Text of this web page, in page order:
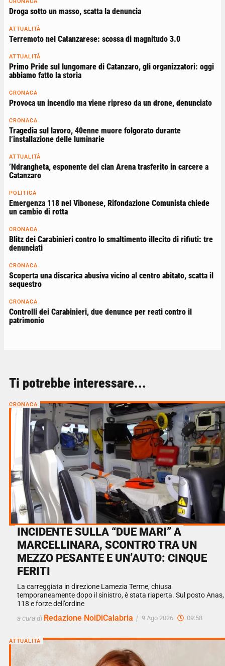
Droga sotto un masso, scatta la denuncia
ATTUALITÀ
Terremoto nel Catanzarese: scossa di magnitudo 3.0
ATTUALITÀ
Primo Pride sul lungomare di Catanzaro, gli organizzatori: oggi
abbiamo fatto la storia
CRONACA
Provoca un incendio ma viene ripreso da un drone, denunciato
CRONACA
Tragedia sul lavoro, 40enne muore folgorato durante
l’installazione delle luminarie
ATTUALITÀ
’Ndrangheta, esponente del clan Arena trasferito in carcere a
Catanzaro
POLITICA
Emergenza 118 nel Vibonese, Rifondazione Comunista chiede
un cambio di rotta
CRONACA
Blitz dei Carabinieri contro lo smaltimento illecito di rifiuti: tre
denunciati
CRONACA
Scoperta una discarica abusiva vicino al centro abitato, scatta il
sequestro
CRONACA
Controlli dei Carabinieri, due denunce per reati contro il
patrimonio
Ti potrebbe interessare...
CRONACA
INCIDENTE SULLA “DUE MARI” A
MARCELLINARA, SCONTRO TRA UN
MEZZO PESANTE E UN’AUTO: CINQUE
FERITI
La carreggiata in direzione Lamezia Terme, chiusa
temporaneamente dopo il sinistro, è stata riaperta. Sul posto Anas,
118 e forze dell’ordine
a cura di Redazione NoiDiCalabria | 9 Ago 2026 09:58
ATTUALITÀ